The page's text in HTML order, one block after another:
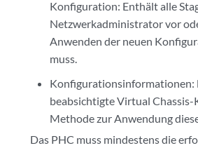
Konfiguration: Enthält alle
Netzwerkadministrator vor
Anwenden der neuen
muss.
Konfigurationsinformationen:
beabsichtigte Virtual
Methode zur Anwendung
Das PHC muss mindestens die